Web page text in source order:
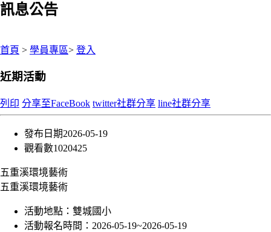
訊息公告
首頁 > 學員專區> 登入
近期活動
列印 分享至FaceBook twitter社群分享 line社群分享
發布日期2026-05-19
觀看數1020425
五重溪環境藝術
五重溪環境藝術
活動地點： 雙城國小
活動報名時間： 2026-05-19~2026-05-19